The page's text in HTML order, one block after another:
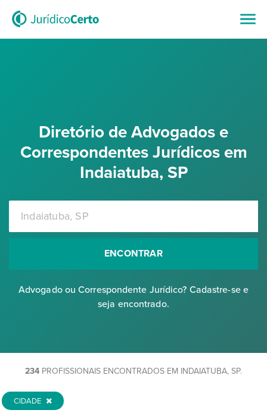
Diretório de Advogados e
Correspondentes Jurídicos em
Indaiatuba, SP
ENCONTRAR
Advogado ou Correspondente Jurídico? Cadastre-se e
seja encontrado.
234 PROFISSIONAIS ENCONTRADOS EM INDAIATUBA, SP.
CIDADE